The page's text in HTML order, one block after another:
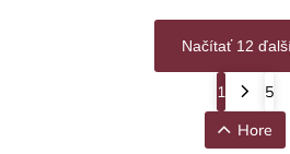
Načítať 12
1
5
Hore